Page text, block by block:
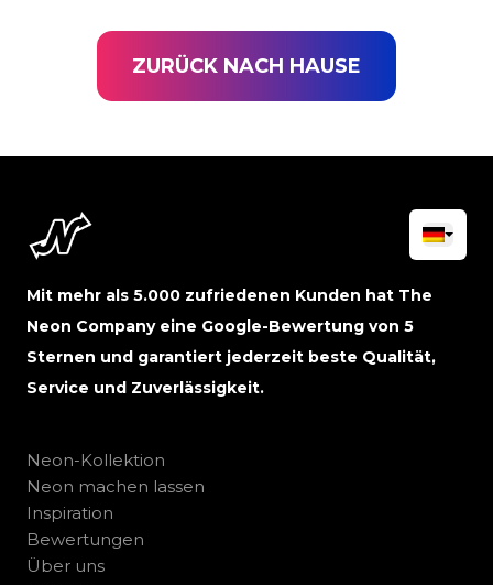
ZURÜCK NACH HAUSE
Mit mehr als 5.000 zufriedenen Kunden hat The
Neon Company eine Google-Bewertung von 5
Sternen und garantiert jederzeit beste Qualität,
Service und Zuverlässigkeit.
Neon-Kollektion
Neon machen lassen
Inspiration
Bewertungen
Über uns